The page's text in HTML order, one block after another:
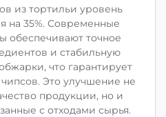
из тортильи уровень
на 35%. Современные
обеспечивают точное
и стабильную
что гарантирует
Это улучшение не
продукции, но и
с отходами сырья.